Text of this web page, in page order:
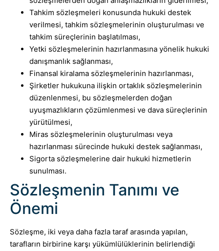
Tahkim sözleşmeleri konusunda hukuki destek
verilmesi, tahkim sözleşmelerinin oluşturulması ve
tahkim süreçlerinin başlatılması,
Yetki sözleşmelerinin hazırlanmasına yönelik hukuki
danışmanlık sağlanması,
Finansal kiralama sözleşmelerinin hazırlanması,
Şirketler hukukuna ilişkin ortaklık sözleşmelerinin
düzenlenmesi, bu sözleşmelerden doğan
uyuşmazlıkların çözümlenmesi ve dava süreçlerinin
yürütülmesi,
Miras sözleşmelerinin oluşturulması veya
hazırlanması sürecinde hukuki destek sağlanması,
Sigorta sözleşmelerine dair hukuki hizmetlerin
sunulması.
Sözleşmenin Tanımı ve
Önemi
Sözleşme, iki veya daha fazla taraf arasında yapılan,
tarafların birbirine karşı yükümlülüklerinin belirlendiği